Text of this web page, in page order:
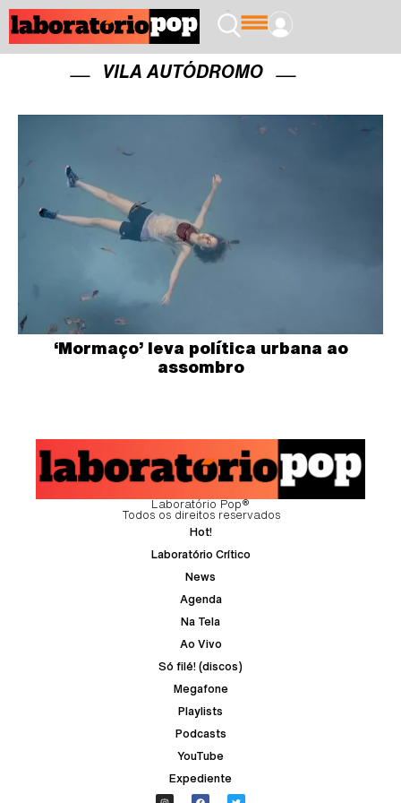
VILA AUTÓDROMO
‘Mormaço’ leva política urbana ao
assombro
Laboratório Pop®
Todos os direitos reservados
Hot!
Laboratório Crítico
News
Agenda
Na Tela
Ao Vivo
Só filé! (discos)
Megafone
Playlists
Podcasts
YouTube
Expediente